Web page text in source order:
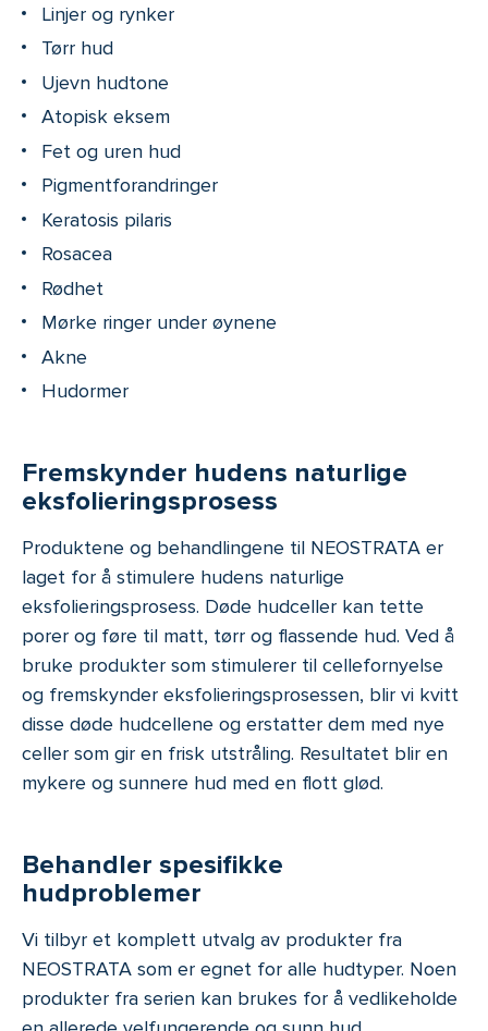
Linjer og rynker
Tørr hud
Ujevn hudtone
Atopisk eksem
Fet og uren hud
Pigmentforandringer
Keratosis pilaris
Rosacea
Rødhet
Mørke ringer under øynene
Akne
Hudormer
Fremskynder hudens naturlige
eksfolieringsprosess
Produktene og behandlingene til NEOSTRATA er
laget for å stimulere hudens naturlige
eksfolieringsprosess. Døde hudceller kan tette
porer og føre til matt, tørr og flassende hud. Ved å
bruke produkter som stimulerer til cellefornyelse
og fremskynder eksfolieringsprosessen, blir vi kvitt
disse døde hudcellene og erstatter dem med nye
celler som gir en frisk utstråling. Resultatet blir en
mykere og sunnere hud med en flott glød.
Behandler spesifikke
hudproblemer
Vi tilbyr et komplett utvalg av produkter fra
NEOSTRATA som er egnet for alle hudtyper. Noen
produkter fra serien kan brukes for å vedlikeholde